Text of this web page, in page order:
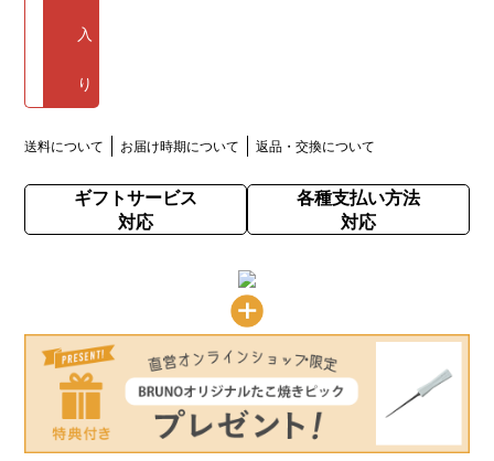
入
り
送料について お届け時期について 返品・交換について
ギフトサービス
対応
各種支払い方法
対応